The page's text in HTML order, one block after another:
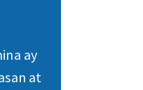
ay
at